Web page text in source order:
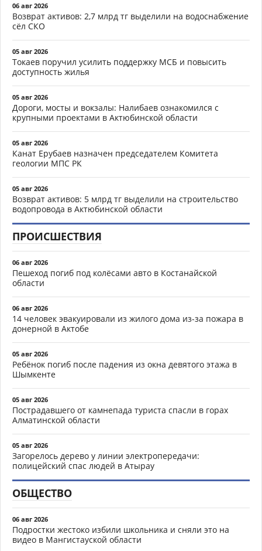
06 авг 2026
Возврат активов: 2,7 млрд тг выделили на водоснабжение
сёл СКО
05 авг 2026
Токаев поручил усилить поддержку МСБ и повысить
доступность жилья
05 авг 2026
Дороги, мосты и вокзалы: Налибаев ознакомился с
крупными проектами в Актюбинской области
05 авг 2026
Канат Ерубаев назначен председателем Комитета
геологии МПС РК
05 авг 2026
Возврат активов: 5 млрд тг выделили на строительство
водопровода в Актюбинской области
ПРОИСШЕСТВИЯ
06 авг 2026
Пешеход погиб под колёсами авто в Костанайской
области
06 авг 2026
14 человек эвакуировали из жилого дома из-за пожара в
донерной в Актобе
05 авг 2026
Ребёнок погиб после падения из окна девятого этажа в
Шымкенте
05 авг 2026
Пострадавшего от камнепада туриста спасли в горах
Алматинской области
05 авг 2026
Загорелось дерево у линии электропередачи:
полицейский спас людей в Атырау
ОБЩЕСТВО
06 авг 2026
Подростки жестоко избили школьника и сняли это на
видео в Мангистауской области